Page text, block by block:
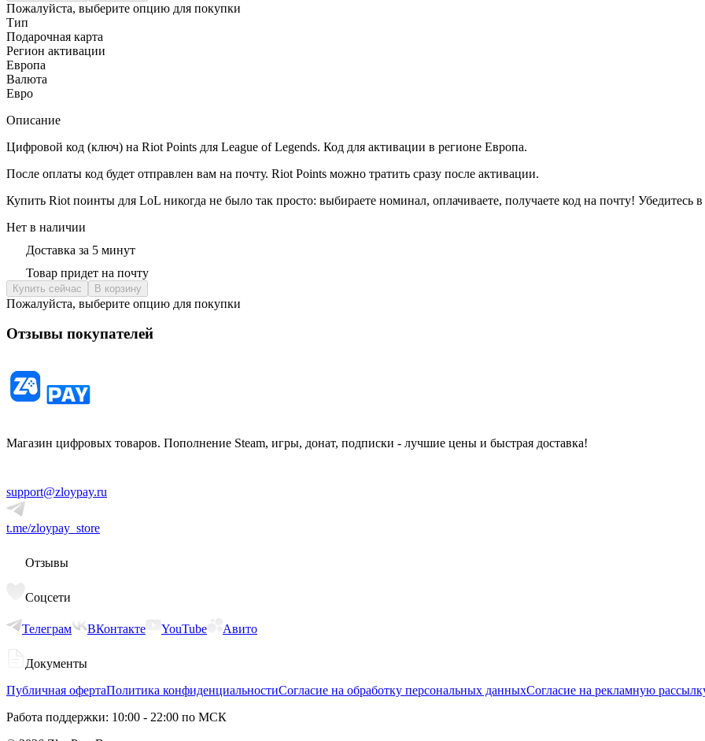
Пожалуйста, выберите опцию для покупки
Тип
Подарочная карта
Регион активации
Европа
Валюта
Евро
Описание
Цифровой код (ключ) на Riot Points для League of Legends. Код для активации в регионе Европа.
После оплаты код будет отправлен вам на почту. Riot Points можно тратить сразу после активации.
Купить Riot поинты для LoL никогда не было так просто: выбираете номинал, оплачиваете, получаете код на почту! Убедитесь
Нет в наличии
Доставка за 5 минут
Товар придет на почту
Купить сейчас В корзину
Пожалуйста, выберите опцию для покупки
Отзывы покупателей
Магазин цифровых товаров. Пополнение Steam, игры, донат, подписки - лучшие цены и быстрая доставка!
support@zloypay.ru
t.me/zloypay_store
Отзывы
Соцсети
Телеграм ВКонтакте YouTube Авито
Документы
Публичная офертаПолитика конфиденциальностиСогласие на обработку персональных данныхСогласие на рекламную
Работа поддержки: 10:00 - 22:00 по МСК